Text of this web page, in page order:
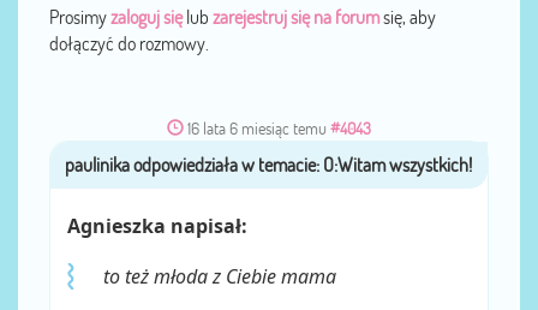
Prosimyzaloguj sięlub zarejestruj się na forumsię, aby
dołączyć do rozmowy.
16 lata 6 miesiąc temu #4043
przezpaulinika
Agnieszka napisał:
to też młoda z Ciebie mama